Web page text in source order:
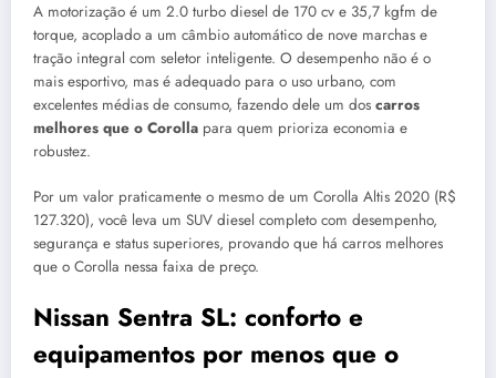
A motorização é um 2.0 turbo diesel de 170 cv e 35,7 kgfm de
torque, acoplado a um câmbio automático de nove marchas e
tração integral com seletor inteligente. O desempenho não é o
mais esportivo, mas é adequado para o uso urbano, com
excelentes médias de consumo, fazendo dele um dos carros
melhores que o Corolla para quem prioriza economia e
robustez.
Por um valor praticamente o mesmo de um Corolla Altis 2020 (R$
127.320), você leva um SUV diesel completo com desempenho,
segurança e status superiores, provando que há carros melhores
que o Corolla nessa faixa de preço.
Nissan Sentra SL: conforto e
equipamentos por menos que o